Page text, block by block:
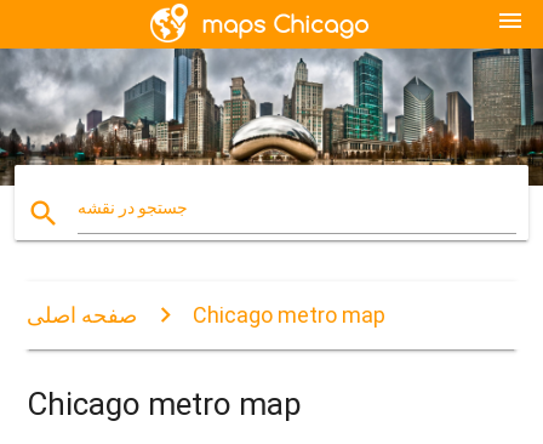
menu
search جستجو در نقشه
صفحه اصلی Chicago metro map
Chicago metro map